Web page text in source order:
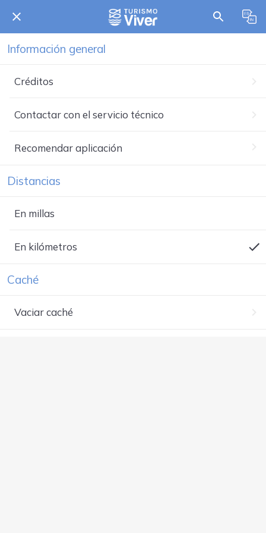
Información general
Créditos
Contactar con el servicio técnico
Recomendar aplicación
Distancias
En millas
En kilómetros
Caché
Vaciar caché